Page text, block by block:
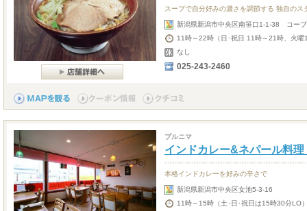
スープで自分好みの濃さを調節する 独自のス
新潟県新潟市中央区南笹口1-1-38 コー
11時～22時（日･祝日 11時～21時、火曜
なし
025-243-2460
プルニマ
インドカレー&ネパール料
本格インドカレーを好みの辛さで
新潟県新潟市中央区女池5-3-16
11時～15時（土･日･祝日は15時30分LO